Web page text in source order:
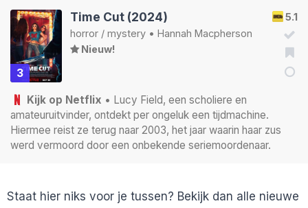
3
5.1
Time Cut (2024)
horror / mystery • Hannah Macpherson
Nieuw!
Kijk op Netflix • Lucy Field, een scholiere en
amateuruitvinder, ontdekt per ongeluk een tijdmachine.
Hiermee reist ze terug naar 2003, het jaar waarin haar zus
werd vermoord door een onbekende seriemoordenaar.
Staat hier niks voor je tussen? Bekijk dan alle nieuwe